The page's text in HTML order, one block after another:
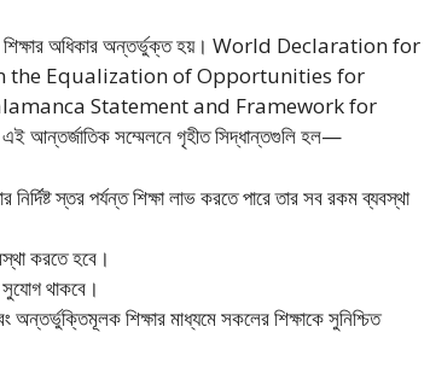
শিক্ষার অধিকার অন্তর্ভুক্ত হয়। World Declaration for
the Equalization of Opportunities for
Statement and Framework for
সম্মেলনে গৃহীত সিদ্ধান্তগুলি হল—
নির্দিষ্ট স্তর পর্যন্ত শিক্ষা লাভ করতে পারে তার সব রকম ব্যবস্থা
করতে হবে।
সুযোগ থাকবে।
অন্তর্ভুক্তিমূলক শিক্ষার মাধ্যমে সকলের শিক্ষাকে সুনিশ্চিত